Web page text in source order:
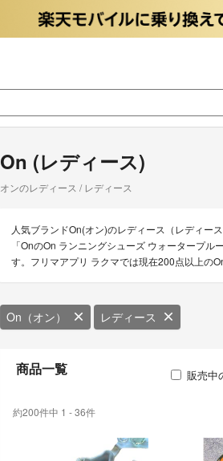
On (レディース)
オンのレディース / レディース
人気ブランドOn(オン)のレディース（レディー
「OnのOn ランニングシューズ ウォータープ
す。フリマアプリ ラクマでは現在200点以上の
On（オン） レディース
商品一覧 販売中
約200件中 1 - 36件